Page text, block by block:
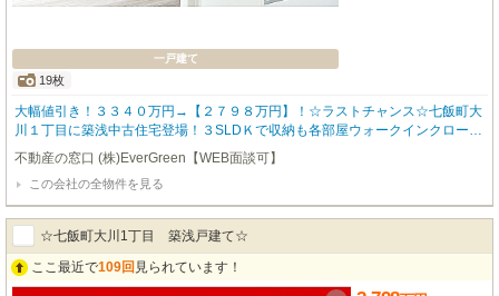
一戸建て
19枚
大幅値引き！３３４０万円→【２７９８万円】！☆ラストチャンス☆七飯町大
川１丁目に築浅中古住宅登場！３SLDＫで収納も各部屋ウォークインクローゼ
ットやシューズクロークなども完備！バイクガレージまで付いているので、バ
イクを止めるのはもちろん、物置スペースとしても活用可能！内外装は白を基
調としており、明るいシンプルなお家が好きな方にはピッタリ！ぜひお問い合
わせください！
不動産の窓口 (株)EverGreen【WEB面談可】
この会社の全物件を見る
☆七飯町大川1丁目 築浅戸建て☆
ここ最近で109回 見られています！